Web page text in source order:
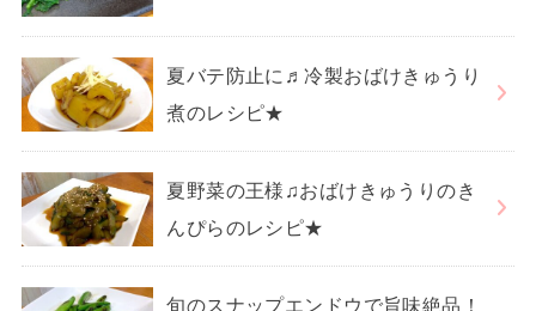
夏バテ防止に♬冷製おばけきゅうり
煮のレシピ★
夏野菜の王様♫おばけきゅうりのき
んぴらのレシピ★
旬のスナップエンドウで旨味絶品！